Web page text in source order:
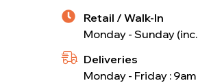
Retail / Walk-In
Monday - Sunday
Deliveries
Monday - Friday :